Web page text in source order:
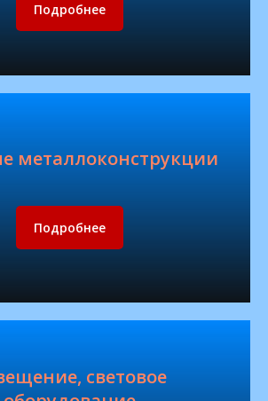
Подробнее
металлоконструкции
Подробнее
световое